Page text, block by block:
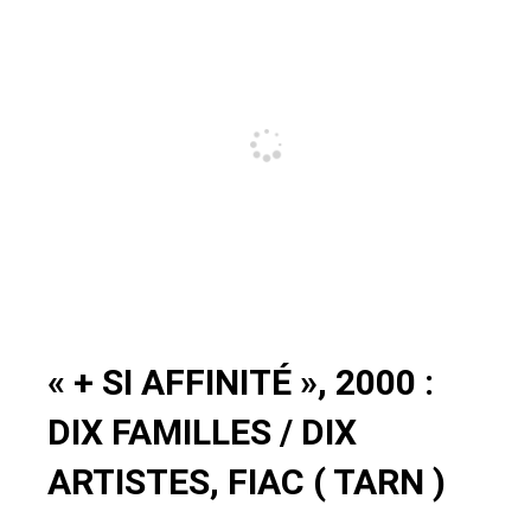
« + SI AFFINITÉ », 2000 :
DIX FAMILLES / DIX
ARTISTES, FIAC ( TARN )